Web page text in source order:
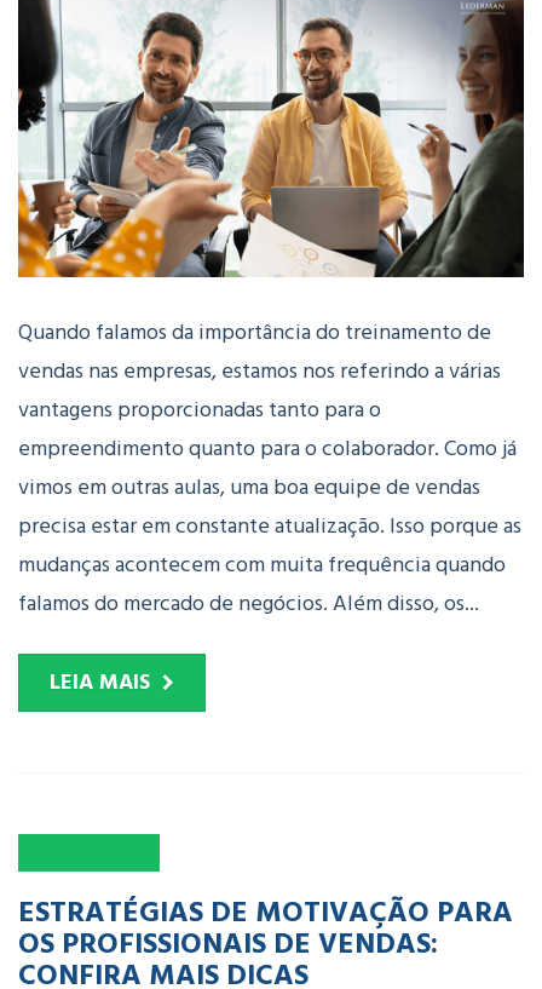
Quando falamos da importância do treinamento de
vendas nas empresas, estamos nos referindo a várias
vantagens proporcionadas tanto para o
empreendimento quanto para o colaborador. Como já
vimos em outras aulas, uma boa equipe de vendas
precisa estar em constante atualização. Isso porque as
mudanças acontecem com muita frequência quando
falamos do mercado de negócios. Além disso, os...
LEIA MAIS
ESTRATÉGIAS DE MOTIVAÇÃO PARA
OS PROFISSIONAIS DE VENDAS:
CONFIRA MAIS DICAS